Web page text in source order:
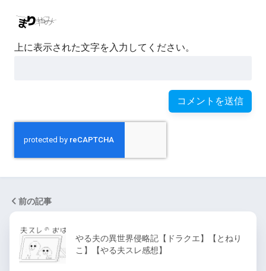
上に表示された文字を入力してください。
前の記事
やる夫の異世界侵略記【ドラクエ】【とねり
こ】【やる夫スレ感想】